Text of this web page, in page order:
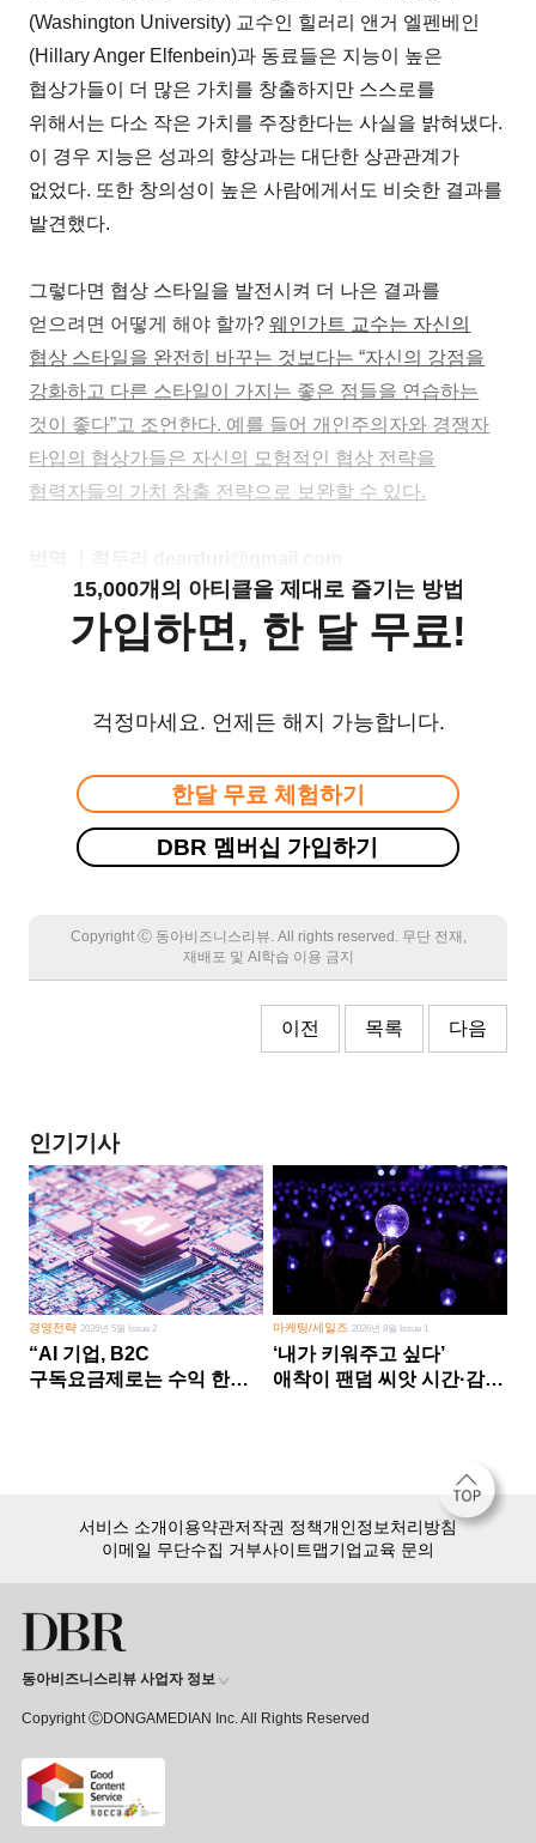
(Washington University) 교수인 힐러리 앤거 엘펜베인
(Hillary Anger Elfenbein)과 동료들은 지능이 높은
협상가들이 더 많은 가치를 창출하지만 스스로를
위해서는 다소 작은 가치를 주장한다는 사실을 밝혀냈다.
이 경우 지능은 성과의 향상과는 대단한 상관관계가
없었다. 또한 창의성이 높은 사람에게서도 비슷한 결과를
발견했다.
그렇다면 협상 스타일을 발전시켜 더 나은 결과를
얻으려면 어떻게 해야 할까?웨인가트 교수는 자신의
협상 스타일을 완전히 바꾸는 것보다는 “자신의 강점을
강화하고 다른 스타일이 가지는 좋은 점들을 연습하는
것이 좋다”고 조언한다. 예를 들어 개인주의자와 경쟁자
타입의 협상가들은 자신의 모험적인 협상 전략을
협력자들의 가치 창출 전략으로 보완할 수 있다.
15,000개의 아티클을 제대로 즐기는 방법
가입하면, 한 달 무료!
걱정마세요. 언제든 해지 가능합니다.
한달 무료 체험하기
DBR 멤버십 가입하기
Copyright Ⓒ 동아비즈니스리뷰. All rights reserved. 무단 전재,
재배포 및 AI학습 이용 금지
이전 목록 다음
인기기사
경영전략 2026년 5월 Issue 2
“AI 기업, B2C
구독요금제로는 수익 한계
마케팅/세일즈 2026년 8월 Issue 1
‘내가 키워주고 싶다’
애착이 팬덤 씨앗 시간·감정
15,000여 건의 DBR 콘텐츠를
서비스 소개이용약관저작권 정책개인정보처리방침
이메일 무단수집 거부사이트맵기업교육 문의
동아비즈니스리뷰 사업자 정보
Copyright ⒸDONGAMEDIAN Inc. All Rights Reserved